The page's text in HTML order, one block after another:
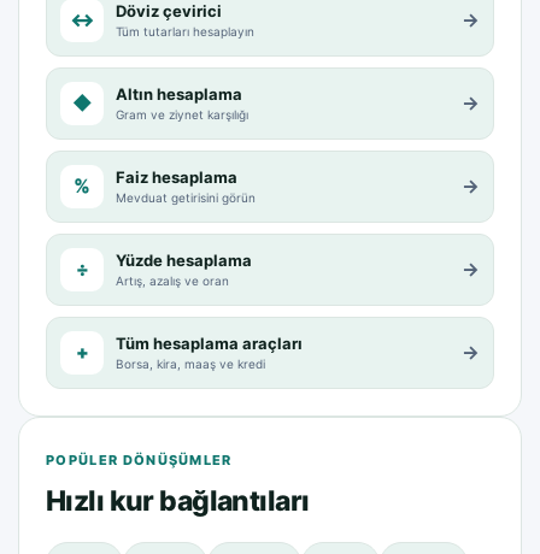
↔ Döviz çevirici
Tüm tutarları hesaplayın →
◆ Altın hesaplama
Gram ve ziynet karşılığı →
% Faiz hesaplama
Mevduat getirisini görün →
÷ Yüzde hesaplama
Artış, azalış ve oran →
+ Tüm hesaplama araçları
Borsa, kira, maaş ve kredi →
POPÜLER DÖNÜŞÜMLER
Hızlı kur bağlantıları